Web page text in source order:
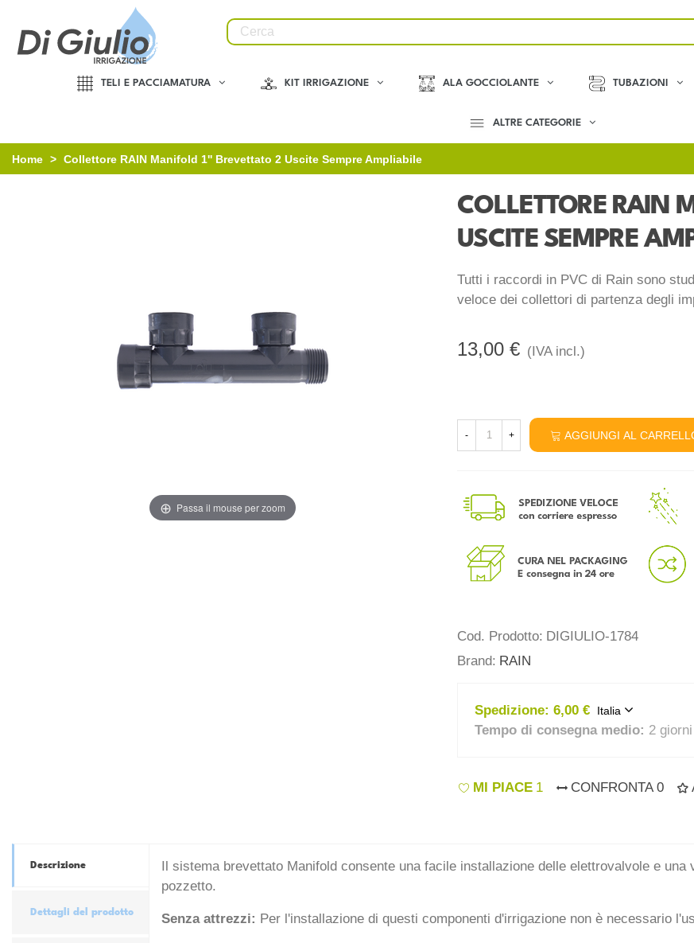
TELI E PACCIAMATURA KIT IRRIGAZIONE ALA GOCCIOLANTE TUBAZIONI
ALTRE CATEGORIE
Home > Collettore RAIN Manifold 1'' Brevettato 2 Uscite Sempre Ampliabile
Passa il mouse per zoom
COLLETTORE RAIN
USCITE SEMPRE
Tutti i raccordi in PVC di Rain sono
veloce dei collettori di partenza degli
13,00 € (IVA incl.)
- + AGGIUNGI AL
Cod. Prodotto: DIGIULIO-1784
Brand: RAIN
Spedizione: 6,00 € Italia
Tempo di consegna medio: 2
MI PIACE 1 CONFRONTA 0
Descrizione
Dettagli del prodotto
Il sistema brevettato Manifold consente una facile installazione delle elettrovalvole e
pozzetto.
Senza attrezzi: Per l'installazione di questi componenti d'irrigazione non è necessario